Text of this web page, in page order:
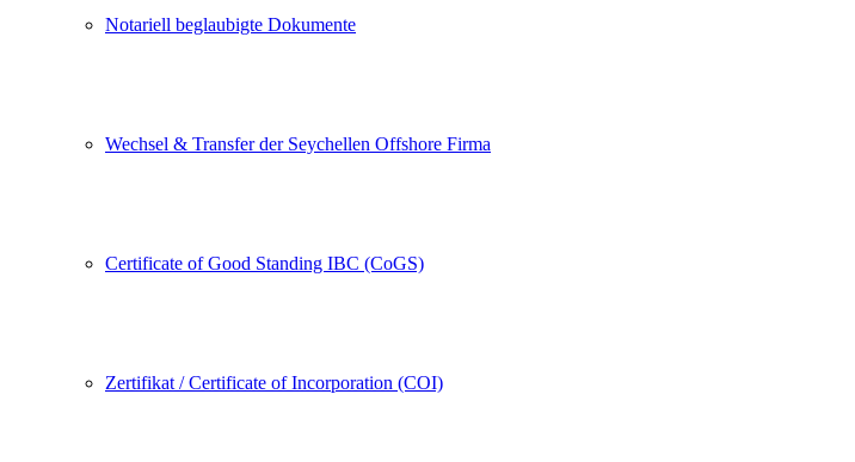
Notariell beglaubigte Dokumente
Wechsel & Transfer der Seychellen Offshore Firma
Certificate of Good Standing IBC (CoGS)
Zertifikat / Certificate of Incorporation (COI)